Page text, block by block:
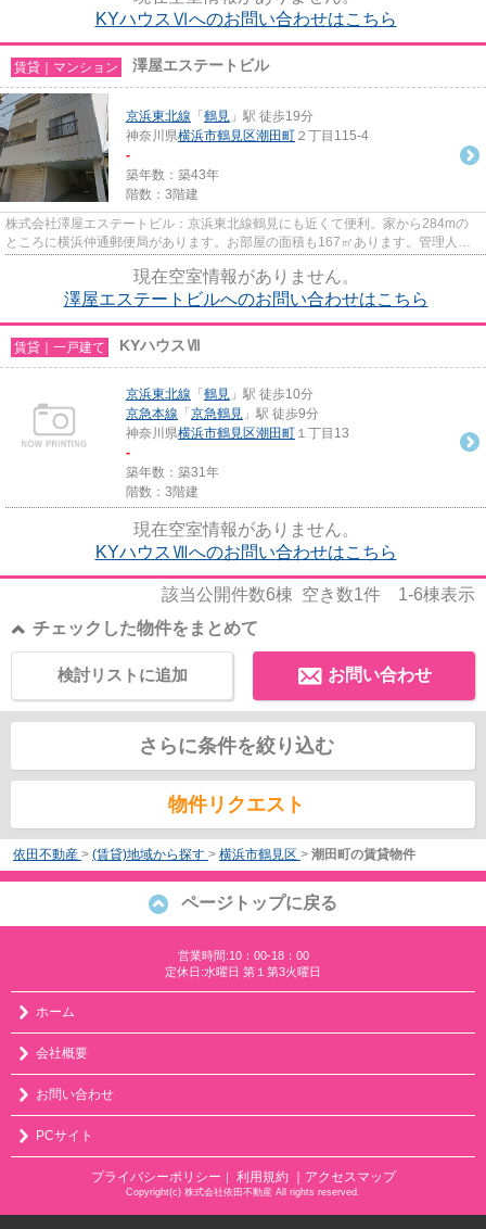
KYハウスⅥへのお問い合わせはこちら
賃貸｜マンション 澤屋エステートビル
京浜東北線 「 鶴見 」駅 徒歩19分
神奈川県横浜市鶴見区潮田町 ２丁目115-4
-
築年数：築43年
階数：3階建
株式会社澤屋エステートビル：京浜東北線鶴見にも近くて便利。家から284mの
ところに横浜仲通郵便局があります。お部屋の面積も167㎡あります。管理人が
現在空室情報がありません。
澤屋エステートビルへのお問い合わせはこちら
賃貸｜一戸建て KYハウスⅦ
京浜東北線 「 鶴見 」駅 徒歩10分
京急本線 「 京急鶴見 」駅 徒歩9分
神奈川県横浜市鶴見区潮田町 １丁目13
-
築年数：築31年
階数：3階建
現在空室情報がありません。
KYハウスⅦへのお問い合わせはこちら
該当公開件数6棟 空き数1件 1-6棟表示
チェックした物件をまとめて
お問い合わせ
検討リストに追加
さらに条件を絞り込む
物件リクエスト
依田不動産 > (賃貸)地域から探す > 横浜市鶴見区 > 潮田町の賃貸物件
ページトップに戻る
営業時間:10：00-18：00
定休日:水曜日 第１第3火曜日
ホーム
会社概要
お問い合わせ
PCサイト
プライバシーポリシー ｜ 利用規約 ｜アクセスマップ
Copyright(c) 株式会社依田不動産 All rights reserved.